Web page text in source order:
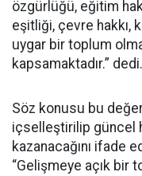
özgürlüğü, eğitim
eşitliği, çevre hakkı,
uygar bir toplum
kapsamaktadır.” dedi.
Söz konusu bu
içselleştirilip güncel
kazanacağını ifade
“Gelişmeye açık bir